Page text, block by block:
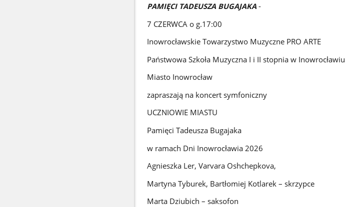
PAMIĘCI TADEUSZA BUGAJAKA-
7 CZERWCA o g.17:00
Inowrocławskie Towarzystwo Muzyczne PRO ARTE
Państwowa Szkoła Muzyczna I i II stopnia w Inowrocławiu
Miasto Inowrocław
zapraszają na koncert symfoniczny
UCZNIOWIE MIASTU
Pamięci Tadeusza Bugajaka
w ramach Dni Inowrocławia 2026
Agnieszka Ler, Varvara Oshchepkova,
Martyna Tyburek, Bartłomiej Kotlarek – skrzypce
Marta Dziubich – saksofon